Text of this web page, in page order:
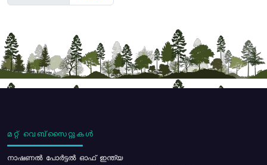
മറ്റ് വെബ്സൈറ്റുകൾ
നാഷണൽ പോർട്ടൽ ഓഫ് ഇന്ത്യ